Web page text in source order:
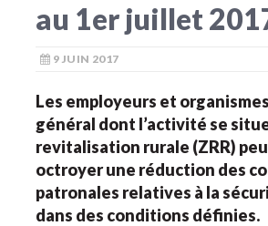
au 1er juillet
9 JUIN 2017
Les employeurs et
général dont l’activité se
revitalisation rurale (ZRR)
octroyer une réduction des
patronales relatives à la
dans des conditions définies.